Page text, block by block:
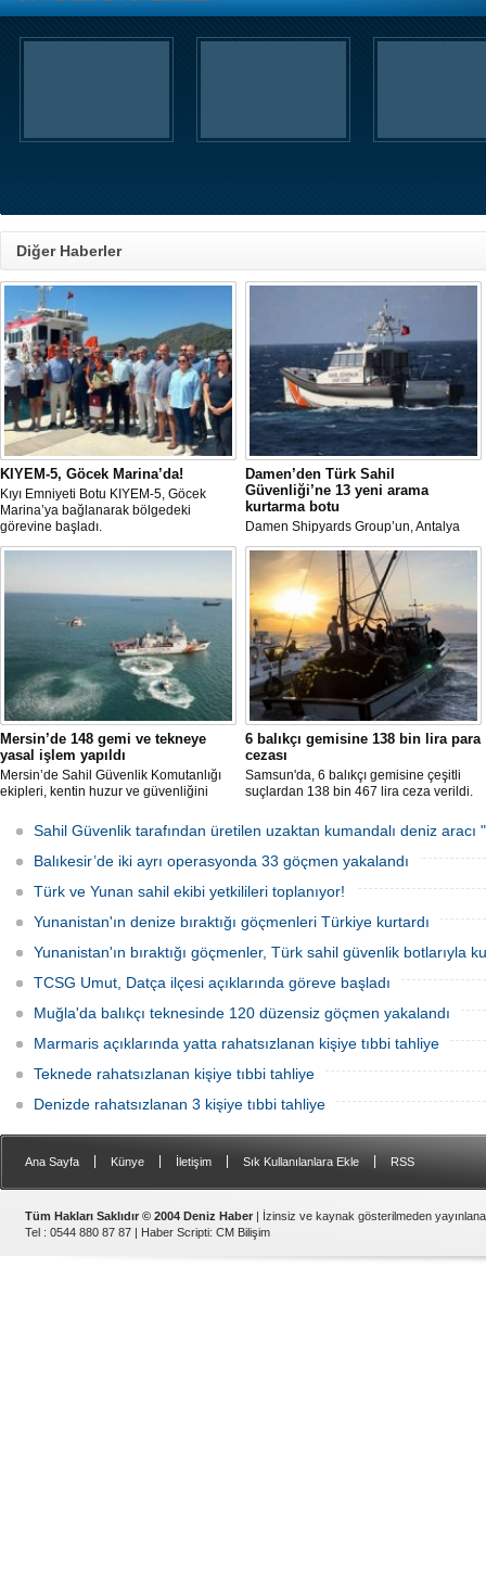
Diğer Haberler
KIYEM-5, Göcek Marina’da!
Kıyı Emniyeti Botu KIYEM-5, Göcek
Marina’ya bağlanarak bölgedeki
görevine başladı.
Damen’den Türk Sahil
Güvenliği’ne 13 yeni arama
kurtarma botu
Damen Shipyards Group’un, Antalya
Serbest Bölgesi’ndeki stratejik üretim
üssü olan Damen Antalya, Türk Sahil
Güvenliği için kolları sıvıyor.
Mersin’de 148 gemi ve tekneye
yasal işlem yapıldı
Mersin’de Sahil Güvenlik Komutanlığı
ekipleri, kentin huzur ve güvenliğini
ayında 7 bin 783 saat görev yaptı.
Denetimlerde 2 bin 549 gemi ve tekne
kontrol edilirken, kurallara uymayan
148’ine yasal işlem uygulandı.
6 balıkçı gemisine 138 bin lira para
cezası
Samsun'da, 6 balıkçı gemisine çeşitli
suçlardan 138 bin 467 lira ceza verildi.
Sahil Güvenlik tarafından üretilen uzaktan kumandalı deniz aracı
Balıkesir’de iki ayrı operasyonda 33 göçmen yakalandı
Türk ve Yunan sahil ekibi yetkilileri toplanıyor!
Yunanistan'ın denize bıraktığı göçmenleri Türkiye kurtardı
Yunanistan'ın bıraktığı göçmenler, Türk sahil güvenlik botlarıyla
TCSG Umut, Datça ilçesi açıklarında göreve başladı
Muğla'da balıkçı teknesinde 120 düzensiz göçmen yakalandı
Marmaris açıklarında yatta rahatsızlanan kişiye tıbbi tahliye
Teknede rahatsızlanan kişiye tıbbi tahliye
Denizde rahatsızlanan 3 kişiye tıbbi tahliye
Ana Sayfa Künye İletişim Sık Kullanılanlara Ekle RSS
Tüm Hakları Saklıdır © 2004 Deniz Haber | İzinsiz ve kaynak gösterilmeden
Tel : 0544 880 87 87 | Haber Scripti: CM Bilişim